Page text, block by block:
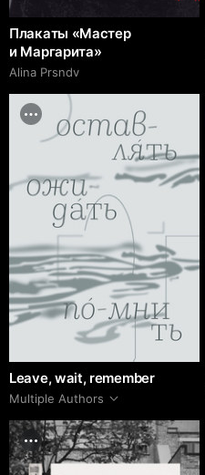
Плакаты «Мастер
и Маргарита»
Alina Prsndv
Leave, wait, remember
Multiple Authors